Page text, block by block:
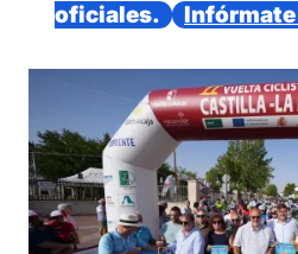
oficiales.